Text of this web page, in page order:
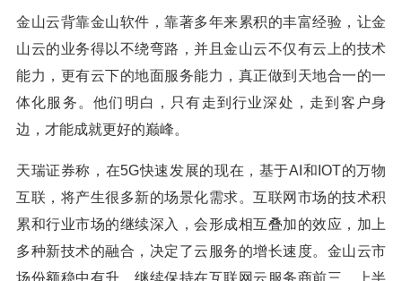
金山云背靠金山软件，靠著多年来累积的丰富经验，让金
山云的业务得以不绕弯路，并且金山云不仅有云上的技术
能力，更有云下的地面服务能力，真正做到天地合一的一
体化服务。他们明白，只有走到行业深处，走到客户身
边，才能成就更好的巅峰。
天瑞证券称，在5G快速发展的现在，基于AI和IOT的万物
互联，将产生很多新的场景化需求。互联网市场的技术积
累和行业市场的继续深入，会形成相互叠加的效应，加上
多种新技术的融合，决定了云服务的增长速度。金山云市
场份额稳中有升，继续保持在互联网云服务商前三，上半